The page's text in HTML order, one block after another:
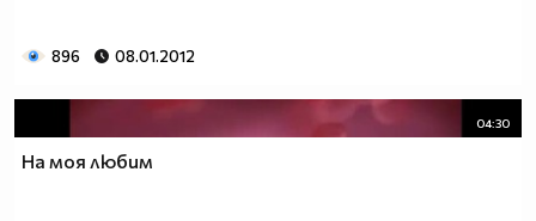
896 08.01.2012
04:30
На моя любим